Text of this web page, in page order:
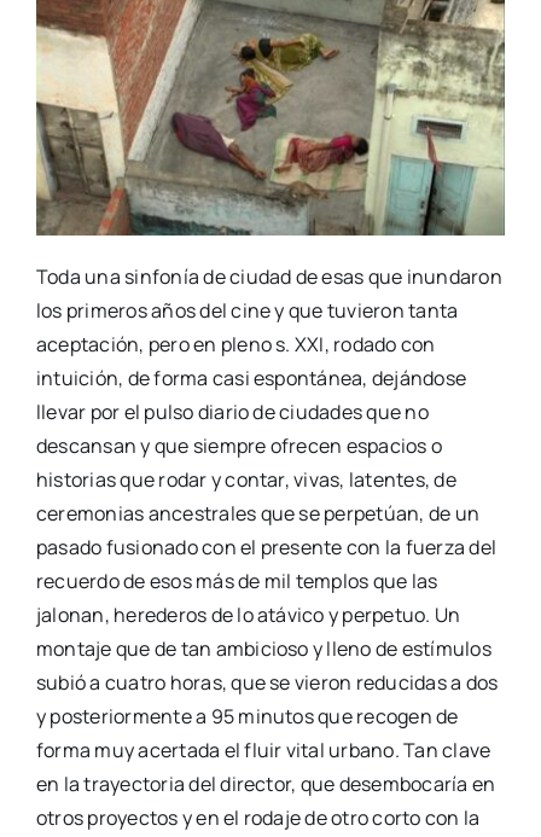
Toda una sinfonía de ciudad de esas que inundaron
los primeros años del cine y que tuvieron tanta
aceptación, pero en pleno s. XXI, rodado con
intuición, de forma casi espontánea, dejándose
llevar por el pulso diario de ciudades que no
descansan y que siempre ofrecen espacios o
historias que rodar y contar, vivas, latentes, de
ceremonias ancestrales que se perpetúan, de un
pasado fusionado con el presente con la fuerza del
recuerdo de esos más de mil templos que las
jalonan, herederos de lo atávico y perpetuo. Un
montaje que de tan ambicioso y lleno de estímulos
subió a cuatro horas, que se vieron reducidas a dos
y posteriormente a 95 minutos que recogen de
forma muy acertada el fluir vital urbano. Tan clave
en la trayectoria del director, que desembocaría en
otros proyectos y en el rodaje de otro corto con la